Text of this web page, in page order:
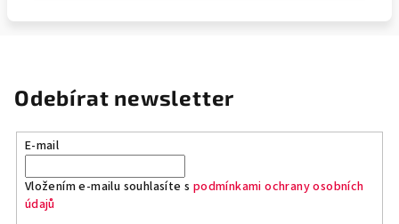
Odebírat newsletter
E-mail
Vložením e-mailu souhlasíte s podmínkami ochrany osobních
údajů